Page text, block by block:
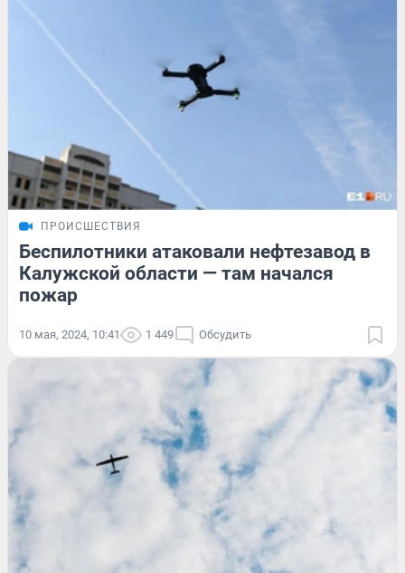
ПРОИСШЕСТВИЯ
Беспилотники атаковали нефтезавод в
Калужской области — там начался
пожар
10 мая, 2024, 10:41 1 449 Обсудить